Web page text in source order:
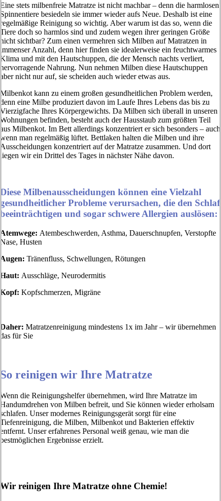
Eine stets milbenfreie Matratze ist nicht machbar – denn die harmlosen
Spinnentiere besiedeln sie immer wieder aufs Neue. Deshalb ist eine
regelmäßige Reinigung so wichtig. Aber warum ist das so, wenn die
Tiere doch so harmlos sind und zudem wegen ihrer geringen Größe
nicht sichtbar? Zum einen vermehren sich Milben auf Matratzen in
immenser Anzahl, denn hier finden sie idealerweise ein feuchtwarmes
Klima und mit den Hautschuppen, die der Mensch nachts verliert,
hervorragende Nahrung. Nun nehmen Milben diese Hautschuppen
aber nicht nur auf, sie scheiden auch wieder etwas aus.
Milbenkot kann zu einem großen gesundheitlichen Problem werden,
denn eine Milbe produziert davon im Laufe Ihres Lebens das bis zu
Vierzigfache Ihres Körpergewichts. Da Milben sich überall in unseren
Wohnungen befinden, besteht auch der Hausstaub zum größten Teil
aus Milbenkot. Im Bett allerdings konzentriert er sich besonders – auch
wenn man regelmäßig lüftet. Bettlaken halten die Milben und ihre
Ausscheidungen konzentriert auf der Matratze zusammen. Und dort
liegen wir ein Drittel des Tages in nächster Nähe davon.
Diese Milbenausscheidungen können eine Vielzahl
gesundheitlicher Probleme verursachen, die den Schlaf
beeinträchtigen und sogar schwere Allergien auslösen:
Atemwege: Atembeschwerden, Asthma, Dauerschnupfen, Verstopfte
Nase, Husten
Augen: Tränenfluss, Schwellungen, Rötungen
Haut: Ausschläge, Neurodermitis
Kopf: Kopfschmerzen, Migräne
Daher: Matratzenreinigung mindestens 1x im Jahr – wir übernehmen
das für Sie
So reinigen wir Ihre Matratze
Wenn die Reinigungshelfer übernehmen, wird Ihre Matratze im
Handumdrehen von Milben befreit, und Sie können wieder erholsam
schlafen. Unser modernes Reinigungsgerät sorgt für eine
Tiefenreinigung, die Milben, Milbenkot und Bakterien effektiv
entfernt. Unser erfahrenes Personal weiß genau, wie man die
bestmöglichen Ergebnisse erzielt.
Wir reinigen Ihre Matratze ohne Chemie!